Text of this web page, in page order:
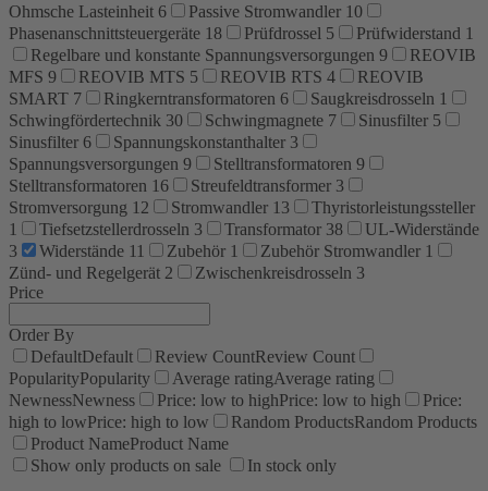
Ohmsche Lasteinheit 6 Passive Stromwandler 10
Phasenanschnittsteuergeräte 18 Prüfdrossel 5 Prüfwiderstand 1
Regelbare und konstante Spannungsversorgungen 9
REOVIB
MFS 9 REOVIB MTS 5 REOVIB RTS 4
REOVIB
SMART 7 Ringkerntransformatoren 6 Saugkreisdrosseln 1
Schwingfördertechnik 30 Schwingmagnete 7 Sinusfilter 5
Sinusfilter 6 Spannungskonstanthalter 3
Spannungsversorgungen 9 Stelltransformatoren 9
Stelltransformatoren 16 Streufeldtransformer 3
Stromversorgung 12 Stromwandler 13
Thyristorleistungssteller
1
Tiefsetzstellerdrosseln 3 Transformator 38
UL-Widerstände
3
Widerstände 11 Zubehör 1 Zubehör Stromwandler 1
Zünd- und Regelgerät 2 Zwischenkreisdrosseln 3
Price
Order By
DefaultDefault Review CountReview Count
PopularityPopularity Average ratingAverage rating
NewnessNewness Price: low to highPrice: low to high
Price:
high to lowPrice: high to low Random ProductsRandom Products
Product NameProduct Name
Show only products on sale
In stock only